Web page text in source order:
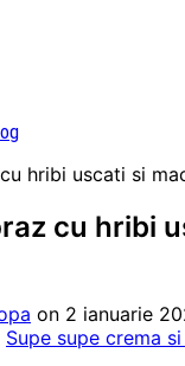
cu hribi
on 2 ianuarie
Supe supe crema